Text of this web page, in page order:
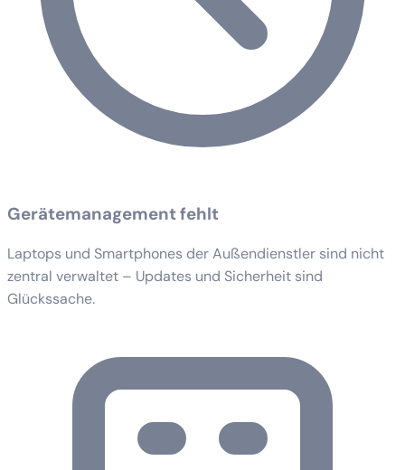
Gerätemanagement fehlt
Laptops und Smartphones der Außendienstler sind nicht
zentral verwaltet – Updates und Sicherheit sind
Glückssache.